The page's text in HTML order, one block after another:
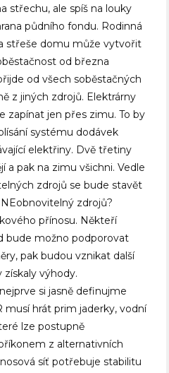
střechu, ale spíš na louky
půdního fondu. Rodinná
střeše domu může vytvořit
od března
od všech soběstačných
z jiných zdrojů. Elektrárny
zapínat jen přes zimu. To by
systému dodávek
elektřiny. Dvě třetiny
a pak na zimu všichni. Vedle
zdrojů se bude stavět
zdrojů?
přínosu. Někteří
bude možno podporovat
pak budou vznikat další
získaly výhody.
si jasně definujme
musí hrát prim jaderky, vodní
lze postupně
z alternativních
síť potřebuje stabilitu